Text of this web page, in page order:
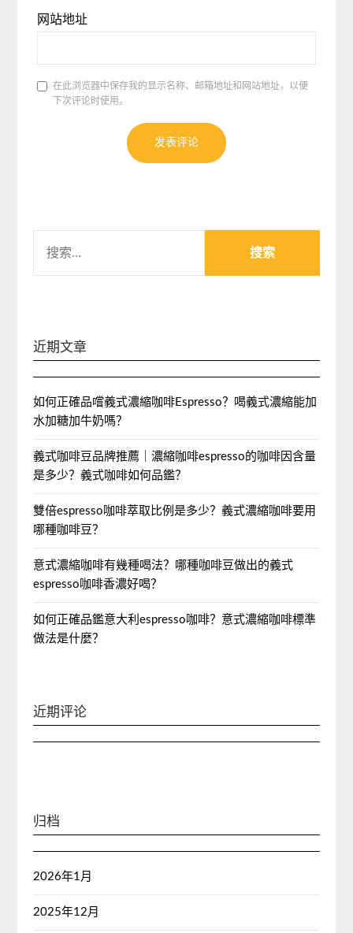
网站地址
在此浏览器中保存我的显示名称、邮箱地址和网站地址，以便
下次评论时使用。
索：
近期文章
如何正確品嚐義式濃縮咖啡Espresso？喝義式濃縮能加
水加糖加牛奶嗎？
義式咖啡豆品牌推薦｜濃縮咖啡espresso的咖啡因含量
是多少？義式咖啡如何品鑑？
雙倍espresso咖啡萃取比例是多少？義式濃縮咖啡要用
哪種咖啡豆？
意式濃縮咖啡有幾種喝法？哪種咖啡豆做出的義式
espresso咖啡香濃好喝？
如何正確品鑑意大利espresso咖啡？意式濃縮咖啡標準
做法是什麼？
近期评论
归档
2026年1月
2025年12月